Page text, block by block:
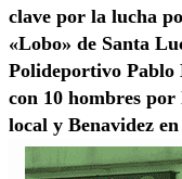
clave por la lucha
«Lobo» de Santa
Polideportivo Pablo
con 10 hombres por
local y Benavidez